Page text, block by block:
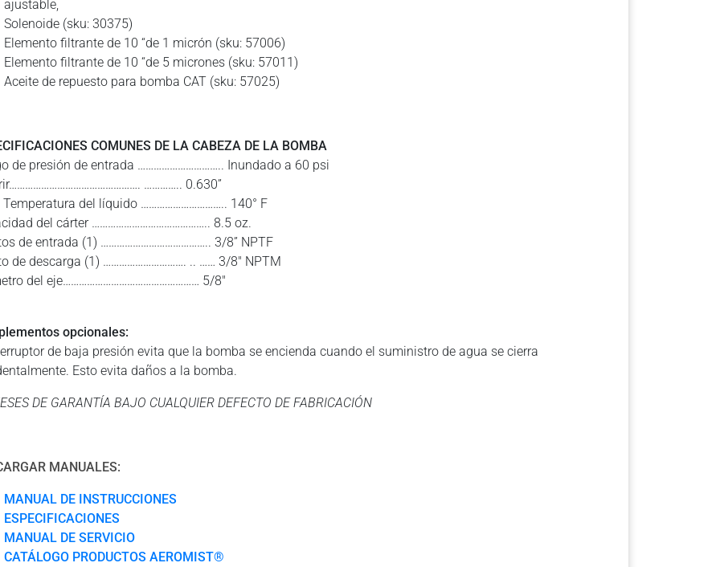
ajustable,
Solenoide (sku: 30375)
Elemento filtrante de 10 “de 1 micrón (sku: 57006)
Elemento filtrante de 10 “de 5 micrones (sku: 57011)
Aceite de repuesto para bomba CAT (sku: 57025)
COMUNES DE LA CABEZA DE LA BOMBA
de presión de entrada ………………………….. Inundado a 60 psi
………….. 0.630”
Temperatura del líquido ………………………….. 140° F
del cárter …………………………………….. 8.5 oz.
de entrada (1) ………………………………….. 3/8” NPTF
de descarga (1) …………………………. .. …… 3/8″ NPTM
del eje…………………………………………… 5/8″
opcionales:
de baja presión evita que la bomba se encienda cuando el suministro de agua se cierra
Esto evita daños a la bomba.
DE GARANTÍA BAJO CUALQUIER DEFECTO DE FABRICACIÓN
MANUALES:
MANUAL DE INSTRUCCIONES
ESPECIFICACIONES
MANUAL DE SERVICIO
CATÁLOGO PRODUCTOS AEROMIST®